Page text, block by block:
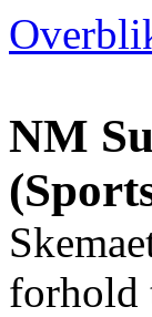
NM
forhold